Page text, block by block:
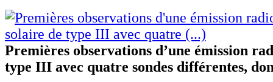
Premières observations d’une émission
type III avec quatre sondes différentes,